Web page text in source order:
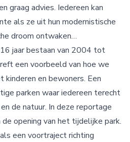
graag advies. Iedereen kan
als ze uit hun modernistische
droom ontwaken…
jaar bestaan van 2004 tot
een voorbeeld van hoe we
kinderen en bewoners. Een
parken waar iedereen terecht
de natuur. In deze reportage
opening van het tijdelijke park.
een voortraject richting